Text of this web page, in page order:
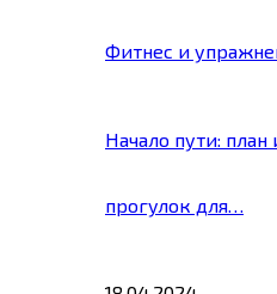
Фитнес и
Начало пути:
прогулок для…